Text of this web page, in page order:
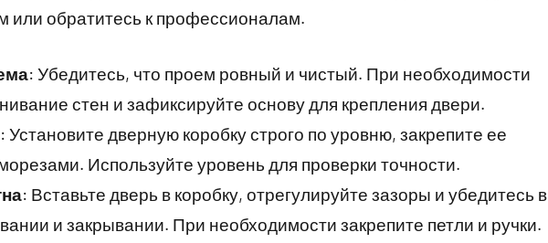
или обратитесь к профессионалам.
: Убедитесь, что проем ровный и чистый. При необходимости
стен и зафиксируйте основу для крепления двери.
: Установите дверную коробку строго по уровню, закрепите ее
Используйте уровень для проверки точности.
: Вставьте дверь в коробку, отрегулируйте зазоры и убедитесь в
и закрывании. При необходимости закрепите петли и ручки.